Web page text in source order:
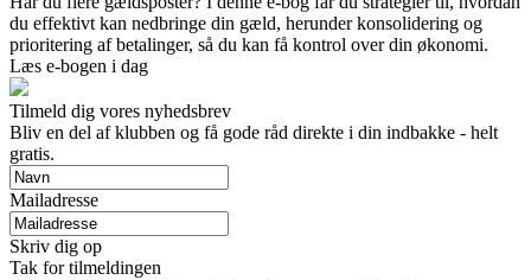
du effektivt kan nedbringe din gæld, herunder konsolidering og
prioritering af betalinger, så du kan få kontrol over din økonomi.
Læs e-bogen i dag
Tilmeld dig vores nyhedsbrev
Bliv en del af klubben og få gode råd direkte i din indbakke - helt
gratis.
Mailadresse
Skriv dig op
Tak for tilmeldingen